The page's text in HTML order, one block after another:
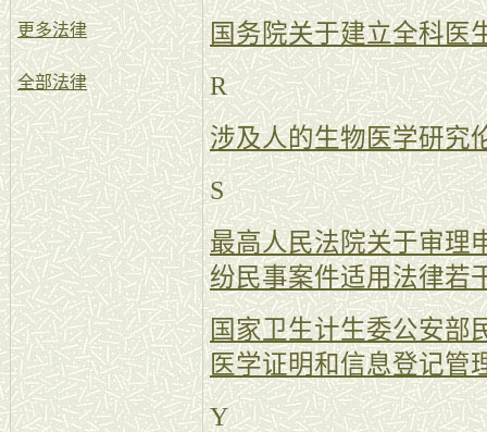
更多法律
全部法律
国务院关于建立全科医
R
涉及人的生物医学研究
S
最高人民法院关于审理
纷民事案件适用法律若
国家卫生计生委公安部
医学证明和信息登记管
Y